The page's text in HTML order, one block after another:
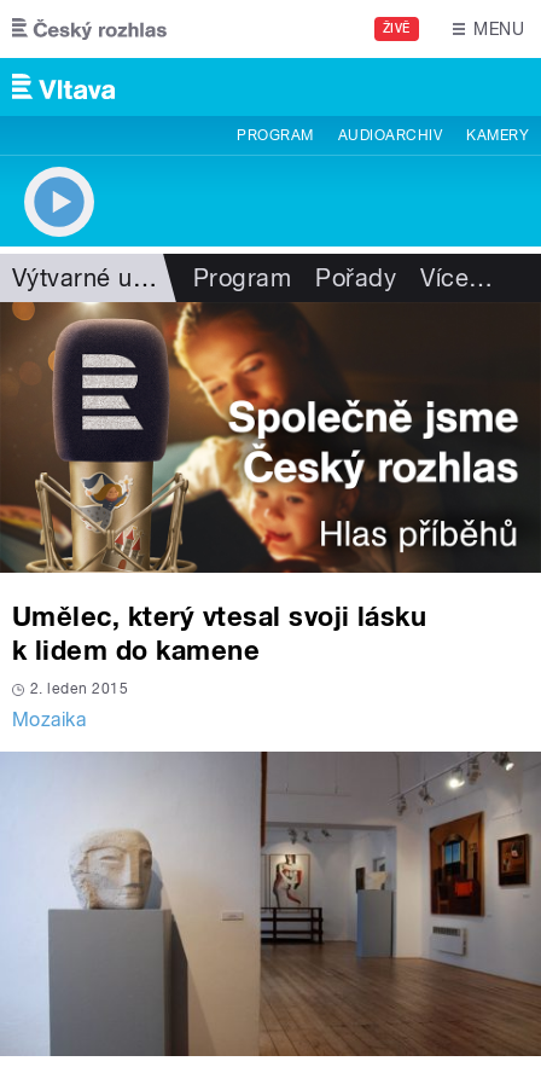
Přejít k hlavnímu obsahu
ŽIVĚ MENU
PROGRAM AUDIOARCHIV KAMERY
Výtvarné umění Program Pořady Více…
Umělec, který vtesal svoji lásku
k lidem do kamene
2. leden 2015
Mozaika